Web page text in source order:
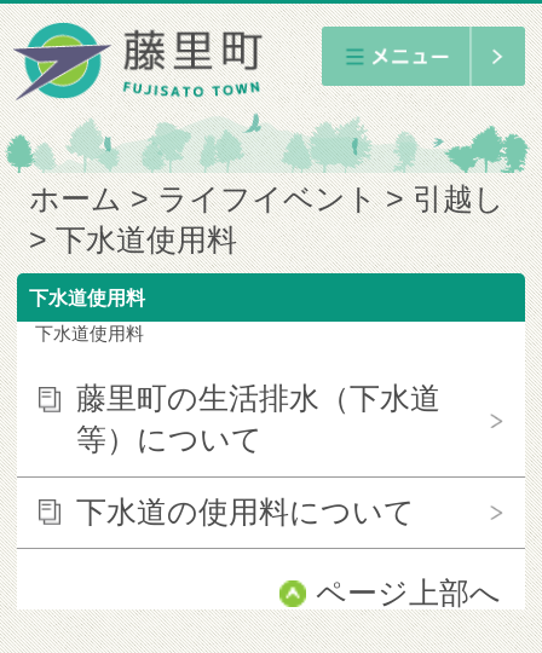
ホーム ライフイベント
引越し
下水道使用料
下水道使用料
下水道使用料
藤里町の生活排水（下水道
等）について
下水道の使用料について
ページ上部へ